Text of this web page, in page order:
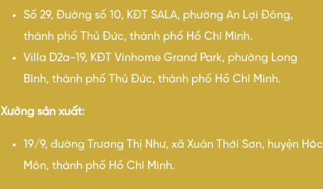
Số 29, Đường số 10, KĐT SALA, phường An Lợi Đông,
thành phố Thủ Đức, thành phố Hồ Chí Minh.
Villa D2a-19, KĐT Vinhome Grand Park, phường Long
Bình, thành phố Thủ Đức, thành phố Hồ Chí Minh.
Xưởng sản xuất:
19/9, đường Trương Thị Như, xã Xuân Thới Sơn, huyện Hóc
Môn, thành phố Hồ Chí Minh.